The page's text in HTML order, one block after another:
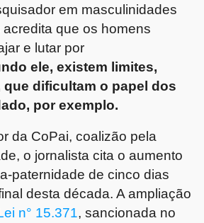
em masculinidades
que os homens
e lutar por
ele, existem limites,
dificultam o papel dos
por exemplo.
da CoPai, coalizão pela
o jornalista cita o aumento
paternidade de cinco dias
desta década. A ampliação
n° 15.371, sancionada no